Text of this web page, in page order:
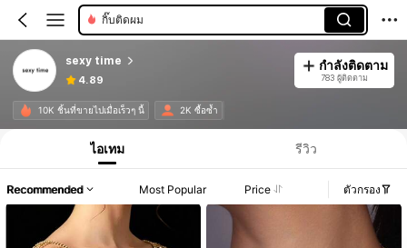
สร้อยข้อเท้าผู้หญิง
sexy time
4.89
กำลังติดตาม
783 ผู้ติดตาม
10K ชิ้นที่ขายไปเมื่อเร็วๆ นี้ 2K ซื้อซ้ำ
ไอเทม รีวิว
Recommended Most Popular Price ตัวกรอง